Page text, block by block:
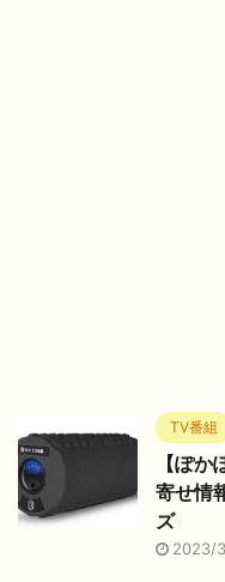
TV番組
【ぽ
寄せ情
ズ
2023/